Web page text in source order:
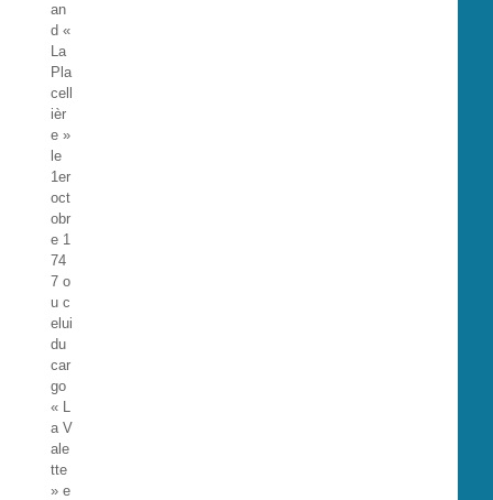
an
d «
La
Pla
cell
ièr
e »
le
1er
oct
obr
e 1
74
7 o
u c
elui
du
car
go
« L
a V
ale
tte
» e